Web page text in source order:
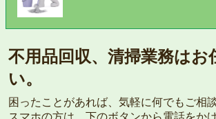
不用品回収、清掃業務はお
い。
困ったことがあれば、気軽に何でもご相